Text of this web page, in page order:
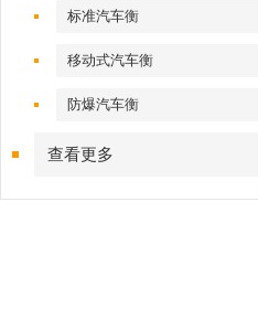
标准汽车衡
移动式汽车衡
防爆汽车衡
查看更多